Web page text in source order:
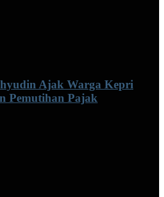
Ajak Warga Kepri
Pemutihan Pajak